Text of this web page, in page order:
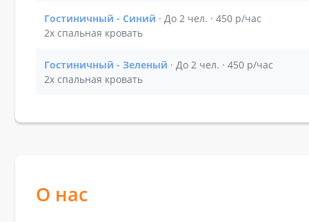
Гостиничный - Синий · До 2 чел. · 450 р/час
2х спальная кровать
Показать подробности зала Гостиничный - Синий
Гостиничный - Зеленый · До 2 чел. · 450 р/час
2х спальная кровать
Показать подробности зала Гостиничный -
О нас